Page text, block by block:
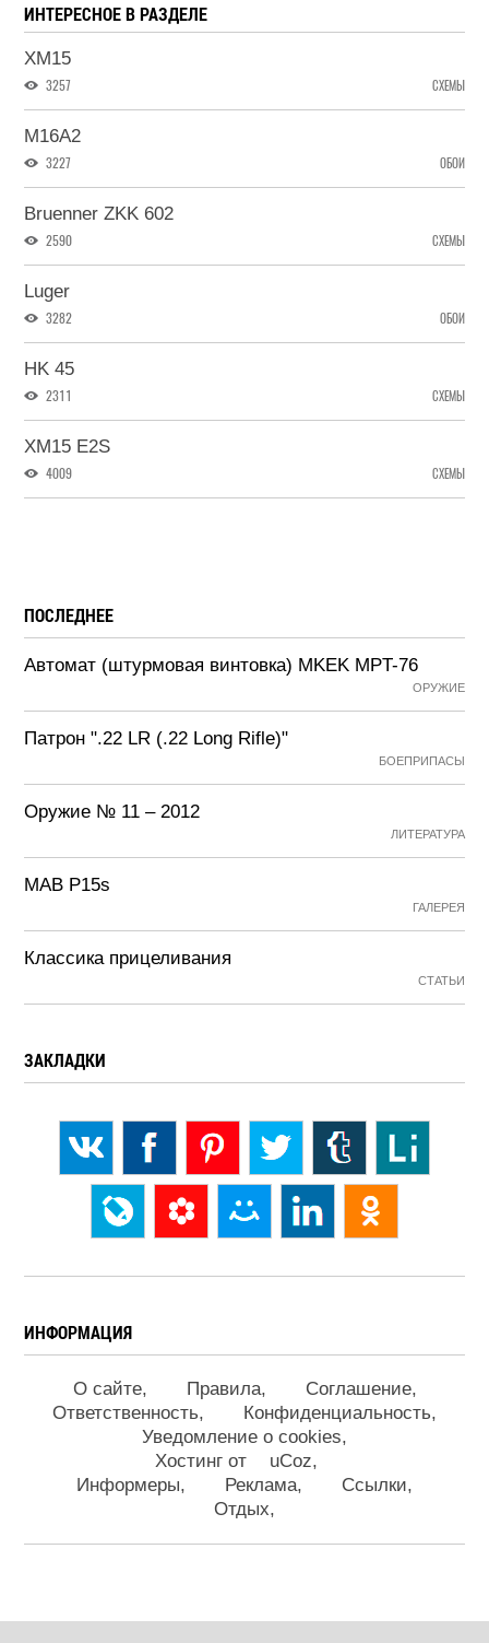
ИНТЕРЕСНОЕ В РАЗДЕЛЕ
XM15
3257 СХЕМЫ
M16A2
3227 ОБОИ
Bruenner ZKK 602
2590 СХЕМЫ
Luger
3282 ОБОИ
HK 45
2311 СХЕМЫ
XM15 E2S
4009 СХЕМЫ
ПОСЛЕДНЕЕ
Автомат (штурмовая винтовка) MKEK MPT-76
ОРУЖИЕ
Патрон ".22 LR (.22 Long Rifle)"
БОЕПРИПАСЫ
Оружие № 11 – 2012
ЛИТЕРАТУРА
MAB P15s
ГАЛЕРЕЯ
Классика прицеливания
СТАТЬИ
ЗАКЛАДКИ
ИНФОРМАЦИЯ
О сайте Правила
Соглашение
Ответственность
Конфиденциальность
Уведомление о cookies
Хостинг от
uCoz
Информеры
Реклама
Ссылки
Отдых